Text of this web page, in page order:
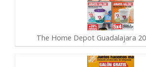
The Home Depot Guadalajara